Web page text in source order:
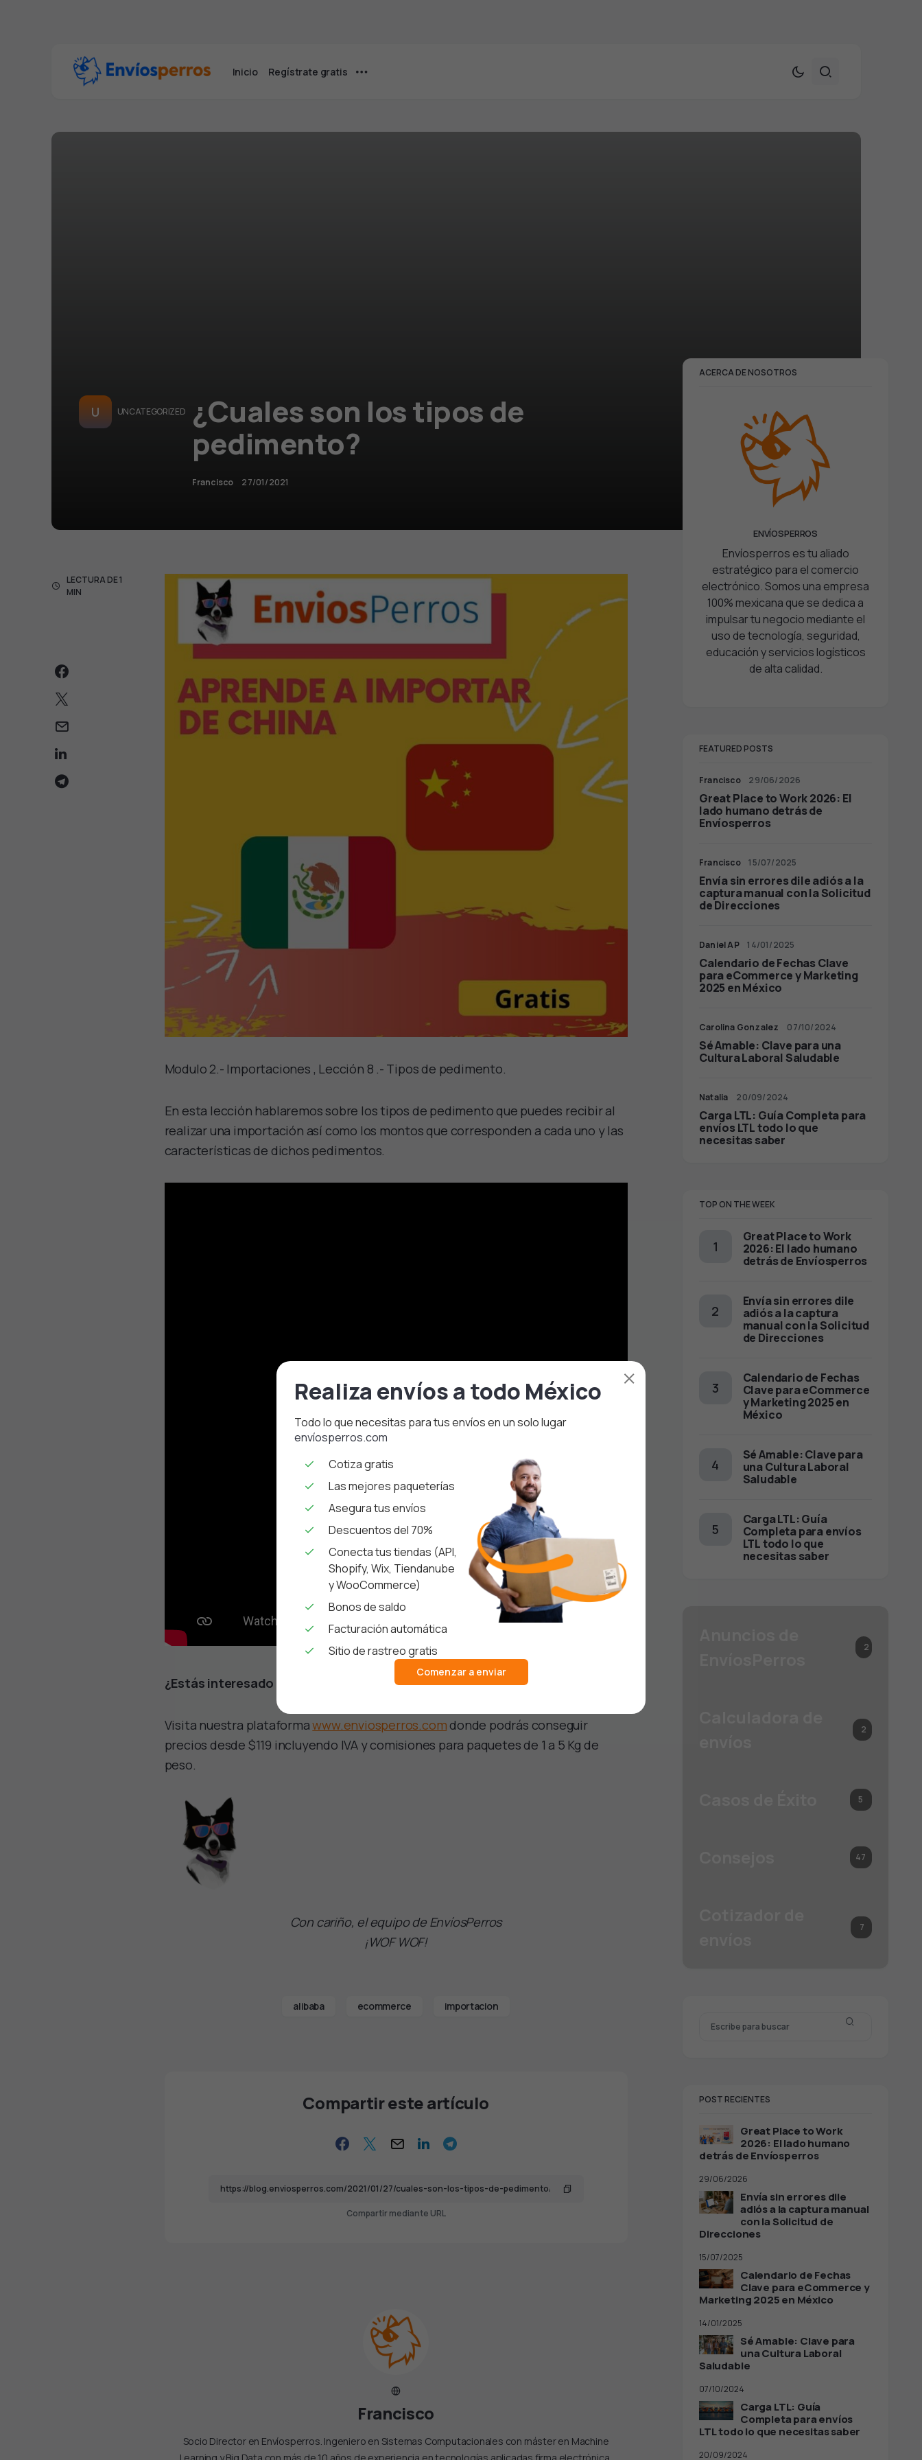
Inicio Regístrate gratis
U UNCATEGORIZED
¿Cuales son los tipos de
pedimento?
Francisco 27/01/2021
LECTURA DE 1
MIN
Modulo 2.- Importaciones , Lección 8 .- Tipos de pedimento.
En esta lección hablaremos sobre los tipos de pedimento que puedes recibir al
realizar una importación así como los montos que corresponden a cada uno y las
características de dichos pedimentos.
¿Estás interesado en conseguir la mejor tarifa en tus envíos a todo México?
Visita nuestra plataformawww.enviosperros.com donde podrás conseguir
precios desde $119 incluyendo IVA y comisiones para paquetes de 1 a 5 Kg de
peso.
Con cariño, el equipo de EnvíosPerros
¡WOF WOF!
alibaba ecommerce importacion
Compartir este artículo
Compartir mediante URL
Francisco
Socio Director en Envíosperros. Ingeniero en Sistemas Computacionales con máster en Machine
ACERCA DE NOSOTROS
ENVÍOSPERROS
Envíosperros es tu aliado
estratégico para el comercio
electrónico. Somos una empresa
100% mexicana que se dedica a
impulsar tu negocio mediante el
uso de tecnología, seguridad,
educación y servicios logísticos
de alta calidad.
FEATURED POSTS
Francisco 29/06/2026
Great Place to Work 2026: El
lado humano detrás de
Envíosperros
Francisco 15/07/2025
Envía sin errores dile adiós a la
captura manual con la Solicitud
de Direcciones
Daniel AP 14/01/2025
Calendario de Fechas Clave
para eCommerce y Marketing
2025 en México
Carolina Gonzalez 07/10/2024
Sé Amable: Clave para una
Cultura Laboral Saludable
Natalia 20/09/2024
Carga LTL: Guía Completa para
envíos LTL todo lo que
necesitas saber
TOP ON THE WEEK
Great Place to Work
2026: El lado humano
detrás de Envíosperros
Envía sin errores dile
adiós a la captura
manual con la Solicitud
de Direcciones
Calendario de Fechas
Clave para eCommerce
y Marketing 2025 en
México
Sé Amable: Clave para
una Cultura Laboral
Saludable
Carga LTL: Guía
Completa para envíos
LTL todo lo que
necesitas saber
2
2
5
47
7
POST RECIENTES
Great Place to Work
2026: El lado humano
detrás de Envíosperros
29/06/2026
Envía sin errores dile
adiós a la captura manual
con la Solicitud de
Direcciones
15/07/2025
Calendario de Fechas
Clave para eCommerce y
Marketing 2025 en México
14/01/2025
Sé Amable: Clave para
una Cultura Laboral
Saludable
07/10/2024
Carga LTL: Guía
Completa para envíos
LTL todo lo que necesitas saber
20/09/2024
Realiza envíos a todo México
Todo lo que necesitas para tus envíos en un solo lugar
envíosperros.com
Cotiza gratis
Las mejores paqueterías
Asegura tus envíos
Descuentos del 70%
Conecta tus tiendas (API,
Shopify, Wix, Tiendanube
y WooCommerce)
Bonos de saldo
Facturación automática
Sitio de rastreo gratis
Comenzar a enviar
×